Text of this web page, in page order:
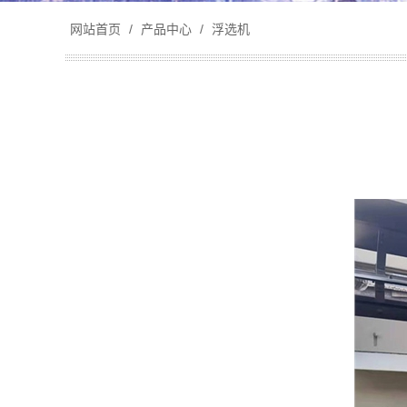
网站首页 / 产品中心 / 浮选机